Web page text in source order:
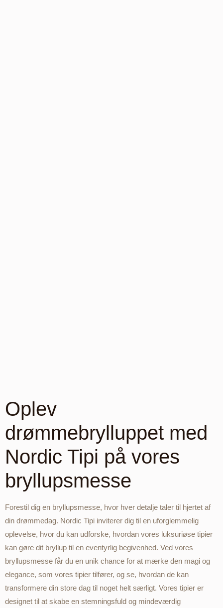
Oplev
drømmebrylluppet med
Nordic Tipi på vores
bryllupsmesse
Forestil dig en bryllupsmesse, hvor hver detalje taler til hjertet af
din drømmedag. Nordic Tipi inviterer dig til en uforglemmelig
oplevelse, hvor du kan udforske, hvordan vores luksuriøse tipier
kan gøre dit bryllup til en eventyrlig begivenhed. Ved vores
bryllupsmesse får du en unik chance for at mærke den magi og
elegance, som vores tipier tilfører, og se, hvordan de kan
transformere din store dag til noget helt særligt. Vores tipier er
designet til at skabe en stemningsfuld og mindeværdig